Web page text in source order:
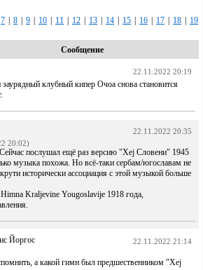
7 8 9 10 11 12 13 14 15 16 17 18
19
Сообщение
22.11.2022 20:19
клубный кипер Очоа снова становится
22.11.2022 20:35
20:02)
послушал ещё раз версию "Хеj Словени" 1945
музыка похожа. Но всё-таки сербам/югославам не
исторически ассоциация с этой музыкой больше
Kraljevine Yougoslavije 1918 года,
Йоргос
22.11.2022 21:14
а какой гимн был предшественником "Хеj